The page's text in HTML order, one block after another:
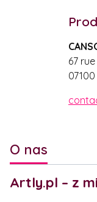
67
O nas
Artly.pl – z